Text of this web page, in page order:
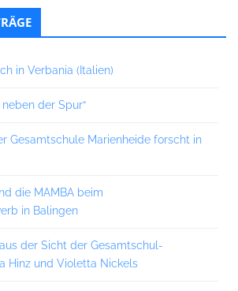
in Verbania (Italien)
neben der Spur“
Gesamtschule Marienheide forscht in
die MAMBA beim
in Balingen
der Sicht der Gesamtschul-
Hinz und Violetta Nickels